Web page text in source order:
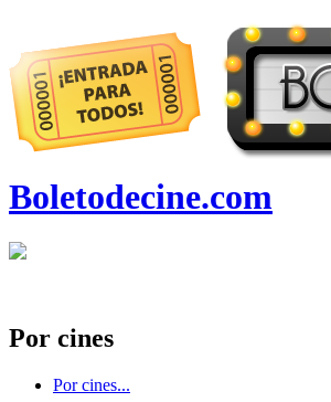
Boletodecine.com
Por cines
Por cines...